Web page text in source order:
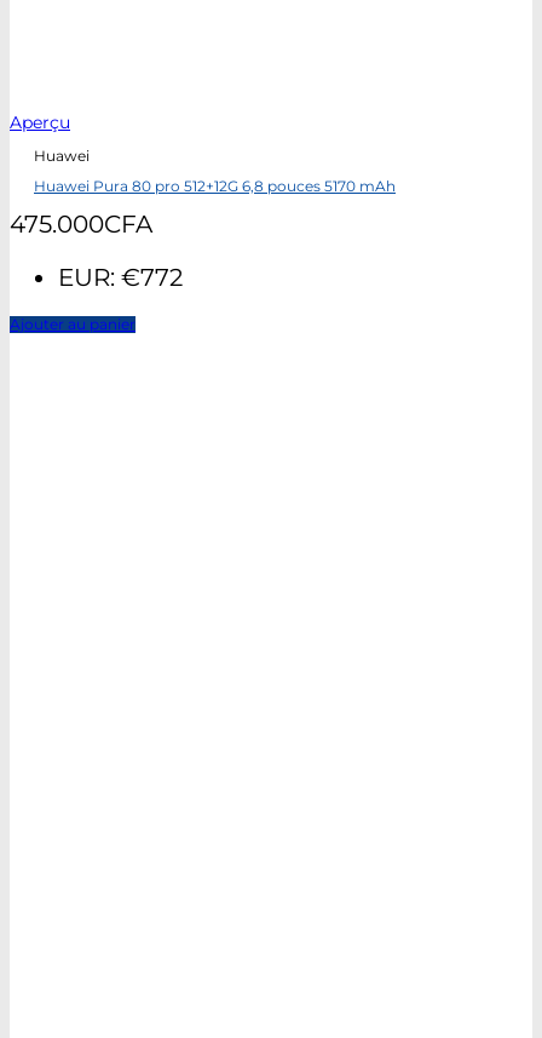
Aperçu
Huawei
Huawei Pura 80 pro 512+12G 6,8 pouces 5170 mAh
475.000CFA
EUR: €772
Ajouter au panier